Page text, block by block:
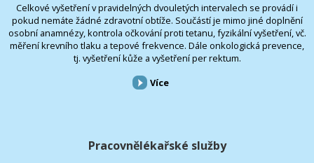
Celkové vyšetření v pravidelných dvouletých intervalech se provádí i
pokud nemáte žádné zdravotní obtíže. Součástí je mimo jiné doplnění
osobní anamnézy, kontrola očkování proti tetanu, fyzikální vyšetření, vč.
měření krevního tlaku a tepové frekvence. Dále onkologická prevence,
tj. vyšetření kůže a vyšetření per rektum.
Více
Pracovnělékařské služby